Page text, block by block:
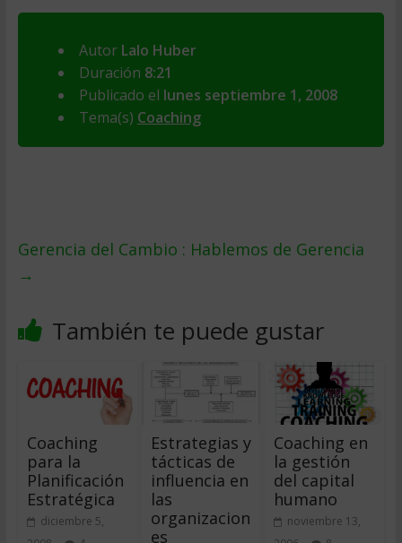
Autor Lalo Huber
Duración 8:21
Publicado el lunes septiembre 1, 2008
Tema(s) Coaching
Gerencia del Cambio : Hablemos de Gerencia
→
También te puede gustar
Coaching
para la
Planificación
Estratégica
diciembre 5,
Estrategias y
tácticas de
influencia en
las
organizacion
es
Coaching en
la gestión
del capital
humano
noviembre 13,